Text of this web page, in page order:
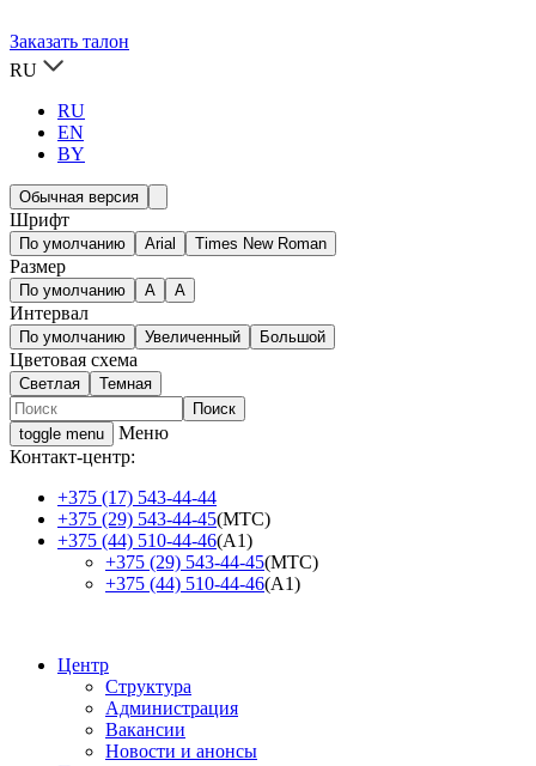
Заказать талон
RU
RU
EN
BY
Обычная версия
Шрифт
По умолчанию Arial Times New Roman
Размер
По умолчанию A A
Интервал
По умолчанию Увеличенный Большой
Цветовая схема
Светлая Темная
toggle menu
Меню
Контакт-центр:
+375 (17) 543-44-44
+375 (29) 543-44-45(МТС)
+375 (44) 510-44-46(А1)
+375 (29) 543-44-45(МТС)
+375 (44) 510-44-46(А1)
Центр
Структура
Администрация
Вакансии
Новости и анонсы